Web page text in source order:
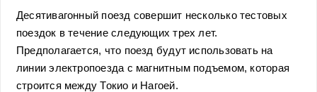
Десятивагонный поезд совершит несколько тестовых
поездок в течение следующих трех лет.
Предполагается, что поезд будут использовать на
линии электропоезда с магнитным подъемом, которая
строится между Токио и Нагоей.